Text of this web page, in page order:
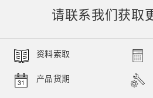
请联系我们获取
资料索取
产品货期